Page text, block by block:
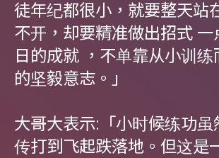
徒年纪都很小，就要整天站
不开，却要精准做出招式
日的成就 ，不单靠从小训
的坚毅意志。」
大哥大表示:「小时候练功
传打到飞起跌落地。但这是